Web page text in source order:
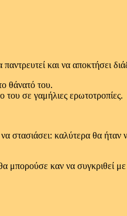
και να αποκτήσει
θάνατό του.
του σε γαμήλιες ερωτοτροπίες.
να στασιάσει: καλύτερα θα
μπορούσε καν να συγκριθεί